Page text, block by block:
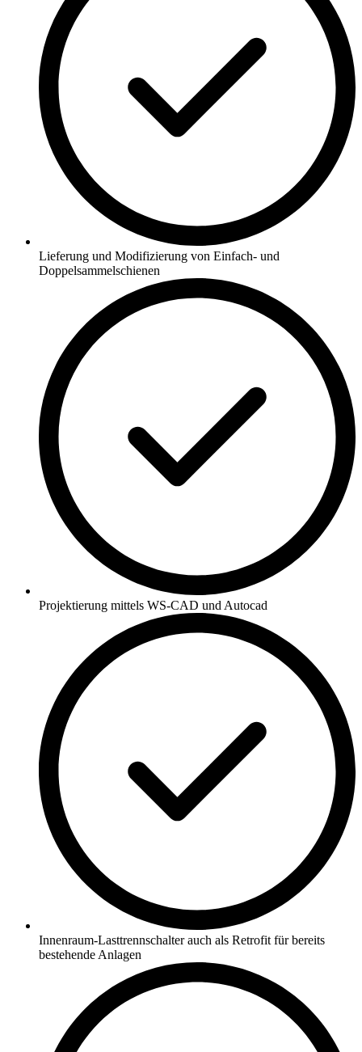
Lieferung und Modifizierung von Einfach- und
Doppelsammelschienen
Projektierung mittels WS-CAD und Autocad
Innenraum-Lasttrennschalter auch als Retrofit für bereits
bestehende Anlagen